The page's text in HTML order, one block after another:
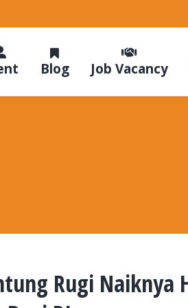
Blog Job Vacancy
Rugi Naiknya